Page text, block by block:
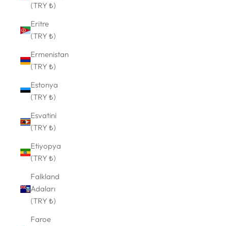
(TRY ₺)
Eritre
(TRY ₺)
Ermenistan
(TRY ₺)
Estonya
(TRY ₺)
Esvatini
(TRY ₺)
Etiyopya
(TRY ₺)
Falkland
Adaları
(TRY ₺)
Faroe